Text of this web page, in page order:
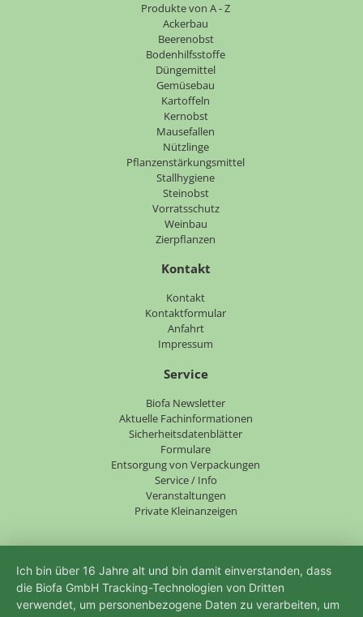
Produkte von A - Z
Ackerbau
Beerenobst
Bodenhilfsstoffe
Düngemittel
Gemüsebau
Kartoffeln
Kernobst
Mausefallen
Nützlinge
Pflanzenstärkungsmittel
Stallhygiene
Steinobst
Vorratsschutz
Weinbau
Zierpflanzen
Kontakt
Kontakt
Kontaktformular
Anfahrt
Impressum
Service
Biofa Newsletter
Aktuelle Fachinformationen
Sicherheitsdatenblätter
Formulare
Entsorgung von Verpackungen
Service / Info
Veranstaltungen
Private Kleinanzeigen
Ich bin über 16 Jahre alt und bin damit einverstanden, dass
die Biofa GmbH Tracking-Technologien von Dritten
verwendet, um personenbezogene Daten zu verarbeiten, um